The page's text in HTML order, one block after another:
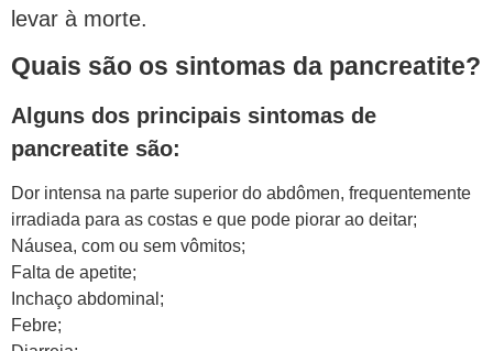
levar à morte.
Quais são os sintomas da pancreatite?
Alguns dos principais sintomas de
pancreatite são:
Dor intensa na parte superior do abdômen, frequentemente
irradiada para as costas e que pode piorar ao deitar;
Náusea, com ou sem vômitos;
Falta de apetite;
Inchaço abdominal;
Febre;